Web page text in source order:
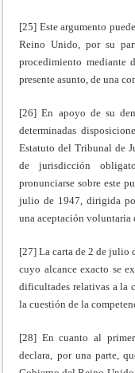
[25] Este argumento
Reino Unido, por su
procedimiento mediante
presente asunto, de una
[26] En apoyo de su
determinadas
Estatuto del Tribunal de
de jurisdicción
pronunciarse sobre este
julio de 1947, dirigida
una aceptación voluntaria
[27] La carta de 2 de julio
cuyo alcance exacto se
dificultades relativas a la
la cuestión de la
[28] En cuanto al
declara, por una parte,